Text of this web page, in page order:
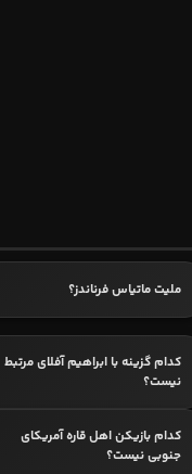
ملیت ماتیاس فرناندز؟
کدام گزینه با ابراهیم آفلای مرتبط
نیست؟
کدام بازیکن اهل قاره آمریکای
جنوبی نیست؟